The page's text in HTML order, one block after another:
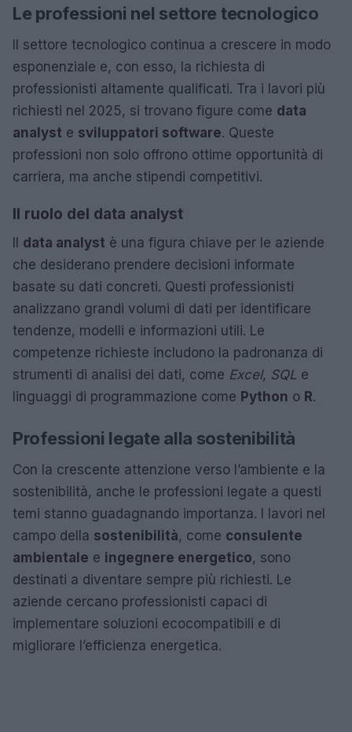
Le professioni nel settore tecnologico
Il settore tecnologico continua a crescere in modo
esponenziale e, con esso, la richiesta di
professionisti altamente qualificati. Tra i lavori più
richiesti nel 2025, si trovano figure come data
analyst e sviluppatori software. Queste
professioni non solo offrono ottime opportunità di
carriera, ma anche stipendi competitivi.
Il ruolo del data analyst
Il data analyst è una figura chiave per le aziende
che desiderano prendere decisioni informate
basate su dati concreti. Questi professionisti
analizzano grandi volumi di dati per identificare
tendenze, modelli e informazioni utili. Le
competenze richieste includono la padronanza di
strumenti di analisi dei dati, come Excel, SQL e
linguaggi di programmazione come Python o R.
Professioni legate alla sostenibilità
Con la crescente attenzione verso l’ambiente e la
sostenibilità, anche le professioni legate a questi
temi stanno guadagnando importanza. I lavori nel
campo della sostenibilità, come consulente
ambientale e ingegnere energetico, sono
destinati a diventare sempre più richiesti. Le
aziende cercano professionisti capaci di
implementare soluzioni ecocompatibili e di
migliorare l’efficienza energetica.